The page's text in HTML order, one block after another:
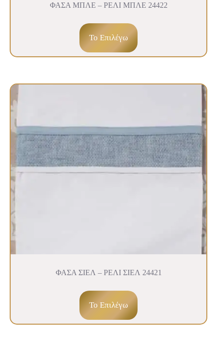
ΦΑΣΑ ΜΠΛΕ – ΡΕΛΙ ΜΠΛΕ 24422
To Επιλέγω
ΦΑΣΑ ΣΙΕΛ – ΡΕΛΙ ΣΙΕΛ 24421
To Επιλέγω